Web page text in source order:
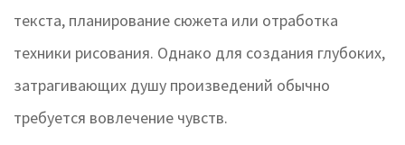
текста, планирование сюжета или отработка
техники рисования. Однако для создания глубоких,
затрагивающих душу произведений обычно
требуется вовлечение чувств.